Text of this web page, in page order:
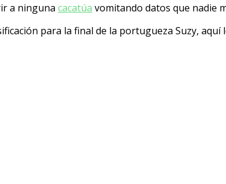
a ninguna cacatúa vomitando datos que nadie
para la final de la portugueza Suzy, aquí